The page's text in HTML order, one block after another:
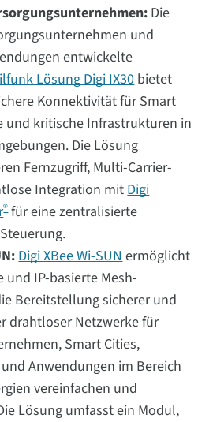
Die
und
entwickelte
Lösung Digi IX30bietet
Konnektivität für Smart
und kritische Infrastrukturen in
Die Lösung
Fernzugriff, Multi-Carrier-
Integration mitDigi
®für eine zentralisierte
Digi XBee Wi-SUNermöglicht
IP-basierte Mesh-
Bereitstellung sicherer und
drahtloser Netzwerke für
Smart Cities,
Anwendungen im Bereich
vereinfachen und
Lösung umfasst ein Modul,